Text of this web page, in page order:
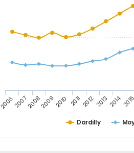
Dardilly
20062007200820092010 2011 2012201320142015